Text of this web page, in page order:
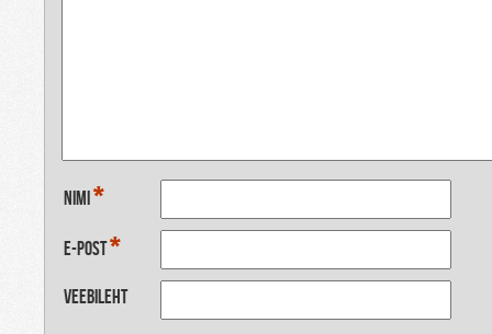
Nimi *
E-post*
Veebileht